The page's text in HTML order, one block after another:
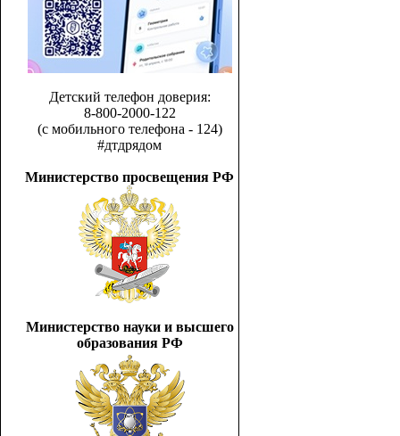
Детский телефон доверия:
8-800-2000-122
(с мобильного телефона - 124)
#дтдрядом
Министерство просвещения РФ
Министерство науки и высшего
образования РФ